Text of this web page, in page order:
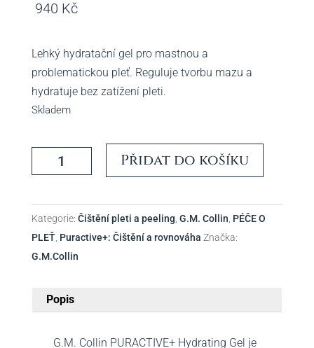
940 Kč
Lehký hydratační gel pro mastnou a
problematickou pleť. Reguluje tvorbu mazu a
hydratuje bez zatížení pleti.
Skladem
Puractive+
Cleansing
-
G.M.Collin
množství
Přidat do košíku
Kategorie: Čištění pleti a peeling, G.M. Collin, PÉČE O
PLEŤ, Puractive+: Čištění a rovnováha Značka:
G.M.Collin
Popis
G.M. Collin PURACTIVE+ Hydrating Gel je